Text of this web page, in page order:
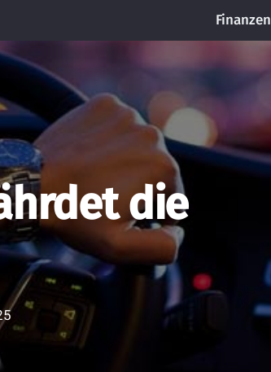
Finanzen
die